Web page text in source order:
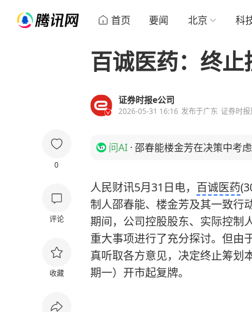
首页 要闻 北京 科
0
评论
收藏
百诚医药：终
证券时报e公司
2026-05-31 16:16 发布于广东 证券时
问AI · 邵春能楼金芳在决策中考
人民财讯5月31日电， 百诚医药
制人邵春能、楼金芳及其一致行
期间，公司控股股东、实际控制
重大事项进行了充分探讨。但由
真听取各方意见，决定终止筹划
期一）开市起复牌。